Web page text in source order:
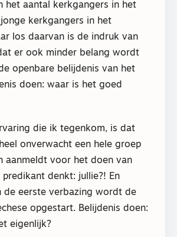
het aantal kerkgangers in het
kerkgangers in het
los daarvan is de indruk van
er ook minder belang wordt
openbare belijdenis van het
doen: waar is het goed
die ik tegenkom, is dat
onverwacht een hele groep
aanmeldt voor het doen van
predikant denkt: jullie?! En
de eerste verbazing wordt de
opgestart. Belijdenis doen:
eigenlijk?